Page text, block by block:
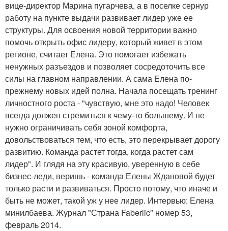
вице-директор Марина пугарчева, а в поселке сернур
работу на пункте выдачи развивает лидер уже ее
структуры. Для освоения новой территории важно
помочь открыть офис лидеру, который живет в этом
регионе, считает Елена. Это помогает избежать
ненужных разъездов и позволяет сосредоточить все
силы на главном направлении. А сама Елена по-
прежнему новых идей полна. Начала посещать тренинг
личностного роста - "чувствую, мне это надо! Человек
всегда должен стремиться к чему-то большему. И не
нужно ограничивать себя зоной комфорта,
довольствоваться тем, что есть, это перекрывает дорогу
развитию. Команда растет тогда, когда растет сам
лидер". И глядя на эту красивую, уверенную в себе
бизнес-леди, веришь - команда Елены Ждановой будет
только расти и развиваться. Просто потому, что иначе и
быть не может, такой уж у нее лидер. Интервью: Елена
минилбаева. Журнал "Страна Faberlic" номер 53,
февраль 2014.